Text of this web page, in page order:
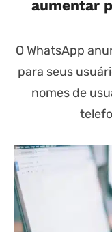
aumentar
O WhatsApp
para seus
nomes de